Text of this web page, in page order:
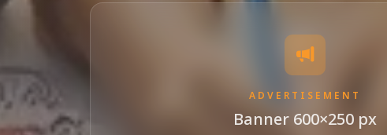
ADVERTISEMENT
Banner 600×250 px